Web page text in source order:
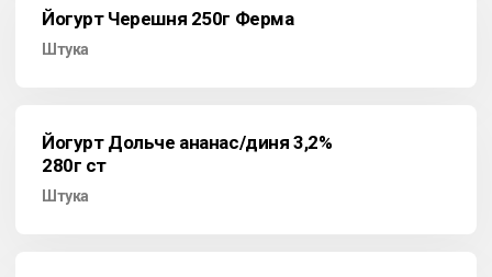
Йогурт Черешня 250г Ферма
Штука
Йогурт Дольче ананас/диня 3,2%
280г ст
Штука